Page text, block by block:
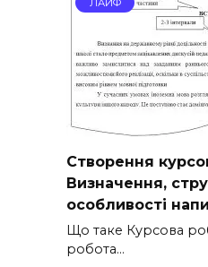
ЛАЙФ
Створення
Визначення,
особливості
Що таке Курсова
робота…